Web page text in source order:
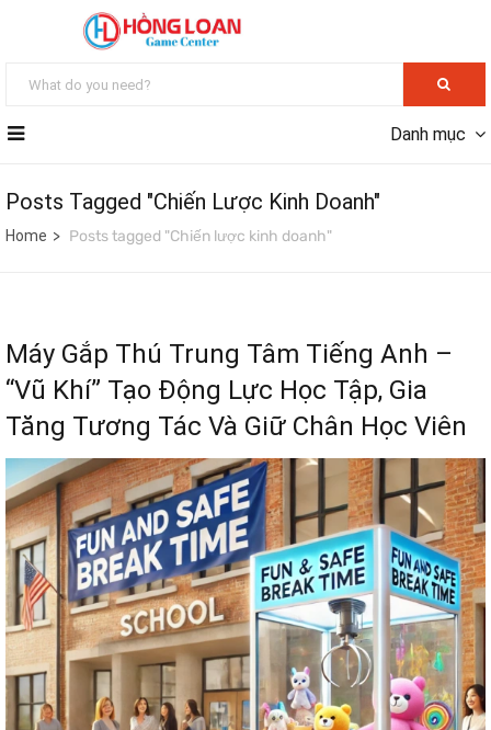
Danh mục
Posts Tagged "Chiến Lược Kinh Doanh"
Home Posts tagged "Chiến lược kinh doanh"
Máy Gắp Thú Trung Tâm Tiếng Anh –
“Vũ Khí” Tạo Động Lực Học Tập, Gia
Tăng Tương Tác Và Giữ Chân Học Viên